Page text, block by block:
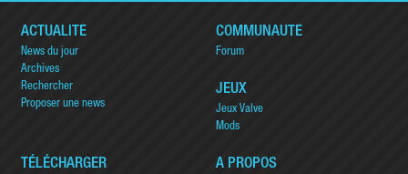
ACTUALITÉ
News du jour
Archives
Rechercher
Proposer une news
COMMUNAUTÉ
Forum
JEUX
Jeux Valve
Mods
TÉLÉCHARGER A PROPOS